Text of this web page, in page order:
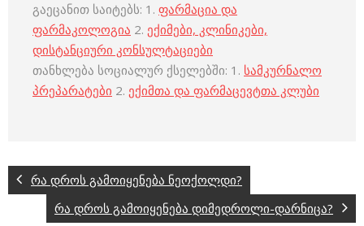
გაეცანით საიტებს: 1. ფარმაცია და
ფარმაკოლოგია 2. ექიმები, კლინიკები,
დისტანციური კონსულტაციები
თანხლება სოციალურ ქსელებში: 1. სამკურნალო
პრეპარატები 2. ექიმთა და ფარმაცევტთა კლუბი
რა დროს გამოიყენება ნეოქოლდი?
რა დროს გამოიყენება დიმედროლი-დარნიცა?